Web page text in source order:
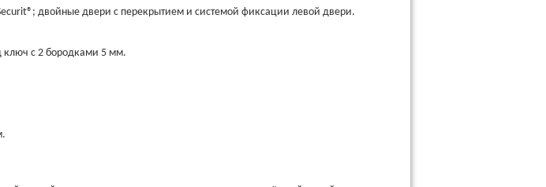
двойные двери с перекрытием и системой фиксации левой двери.
ключ с 2 бородками 5 мм.